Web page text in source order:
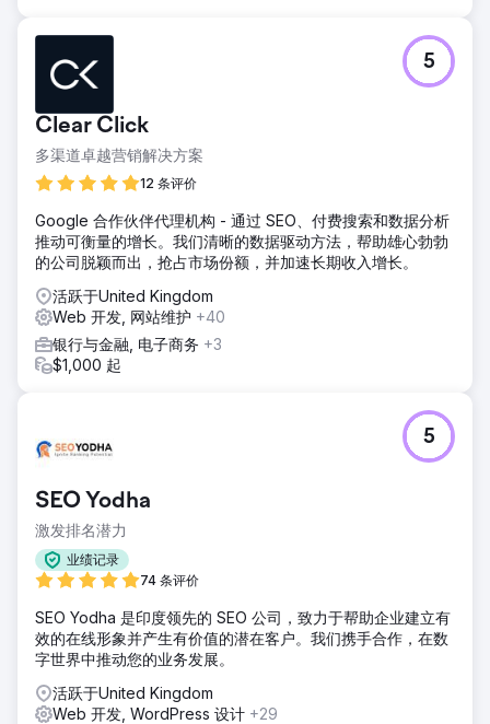
Clear Click
多渠道卓越营销解决方案
12 条评价
5
Google 合作伙伴代理机构 - 通过 SEO、付费搜索和数据分析
推动可衡量的增长。我们清晰的数据驱动方法，帮助雄心勃勃
的公司脱颖而出，抢占市场份额，并加速长期收入增长。
活跃于United Kingdom
Web 开发, 网站维护 +40
银行与金融, 电子商务 +3
$1,000 起
SEO Yodha
激发排名潜力
业绩记录
74 条评价
5
SEO Yodha 是印度领先的 SEO 公司，致力于帮助企业建立有
效的在线形象并产生有价值的潜在客户。我们携手合作，在数
字世界中推动您的业务发展。
活跃于United Kingdom
Web 开发, WordPress 设计 +29